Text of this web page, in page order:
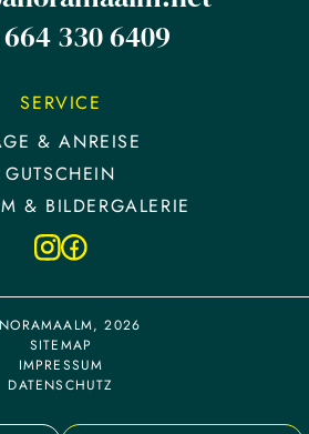
330 6409
SERVICE
& ANREISE
GUTSCHEIN
& BILDERGALERIE
2026
SITEMAP
IMPRESSUM
DATENSCHUTZ